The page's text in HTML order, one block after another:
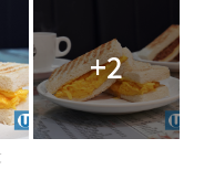
+2